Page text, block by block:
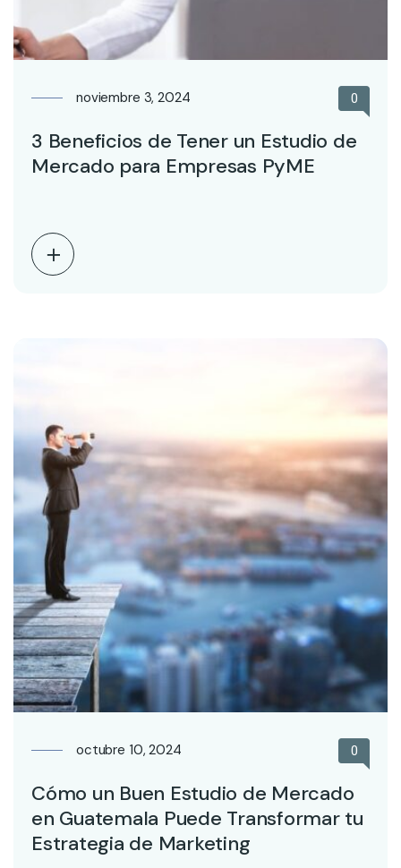
noviembre 3, 2024 0
3 Beneficios de Tener un Estudio de
Mercado para Empresas PyME
octubre 10, 2024 0
Cómo un Buen Estudio de Mercado
en Guatemala Puede Transformar tu
Estrategia de Marketing